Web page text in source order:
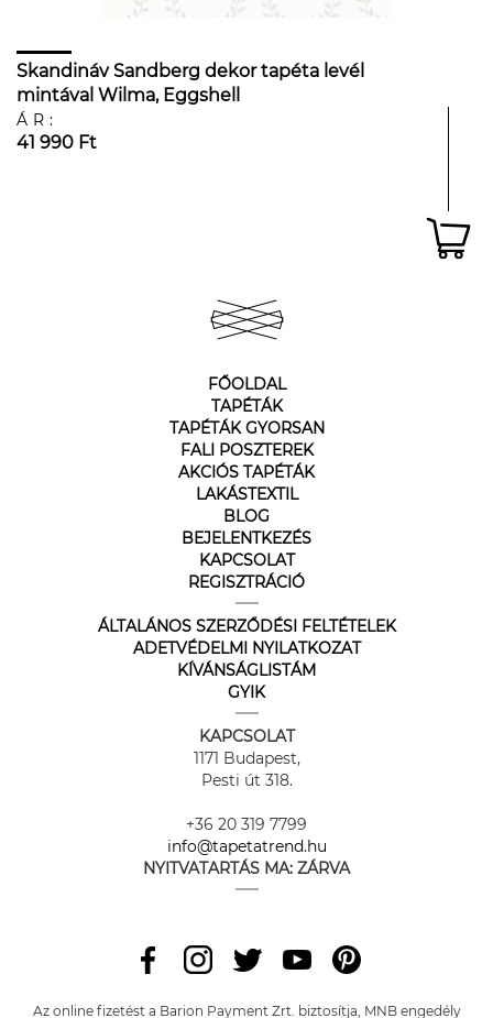
Skandináv Sandberg dekor tapéta levél
mintával Wilma, Eggshell
ÁR:
41 990 Ft
FŐOLDAL
TAPÉTÁK
TAPÉTÁK GYORSAN
FALI POSZTEREK
AKCIÓS TAPÉTÁK
LAKÁSTEXTIL
BLOG
BEJELENTKEZÉS
KAPCSOLAT
REGISZTRÁCIÓ
ÁLTALÁNOS SZERZŐDÉSI FELTÉTELEK
ADETVÉDELMI NYILATKOZAT
KÍVÁNSÁGLISTÁM
GYIK
KAPCSOLAT
1171 Budapest,
Pesti út 318.
+36 20 319 7799
info@tapetatrend.hu
NYITVATARTÁS MA: ZÁRVA
Az online fizetést a Barion Payment Zrt. biztosítja, MNB engedély